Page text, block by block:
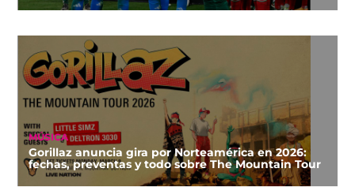
MÚSICA
Gorillaz anuncia gira por Norteamérica en 2026:
fechas, preventas y todo sobre The Mountain Tour